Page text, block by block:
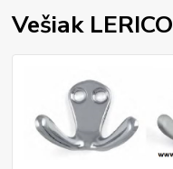
Vešiak LERICO